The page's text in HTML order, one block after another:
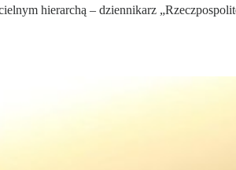
hierarchą – dziennikarz